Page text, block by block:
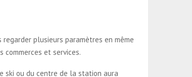
regarder plusieurs paramètres en même
commerces et services.
ski ou du centre de la station aura